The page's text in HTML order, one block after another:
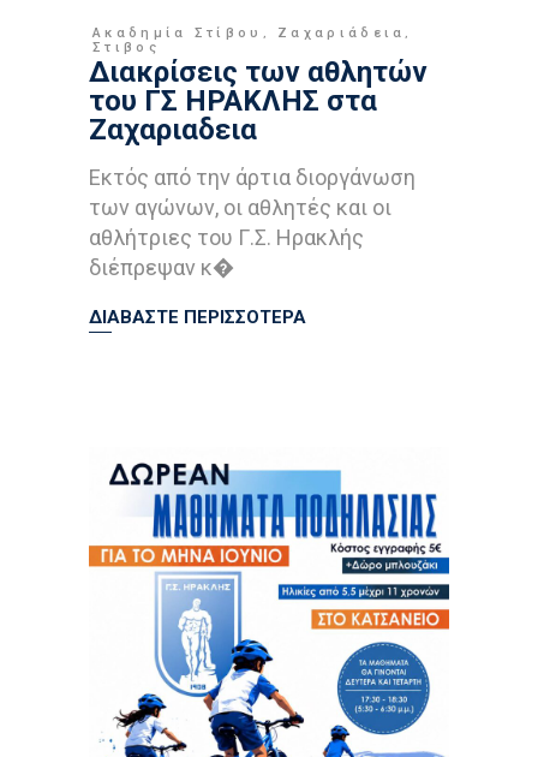
Ακαδημία Στίβου , Ζαχαριάδεια ,
Στιβος
Διακρίσεις των αθλητών
του ΓΣ ΗΡΑΚΛΗΣ στα
Ζαχαριαδεια
Εκτός από την άρτια διοργάνωση
των αγώνων, οι αθλητές και οι
αθλήτριες του Γ.Σ. Ηρακλής
διέπρεψαν κ�
ΔΙΑΒΑΣΤΕ ΠΕΡΙΣΣΟΤΕΡΑ